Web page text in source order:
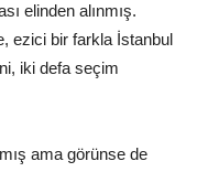
elinden alınmış.
ezici bir farkla İstanbul
iki defa seçim
ama görünse de